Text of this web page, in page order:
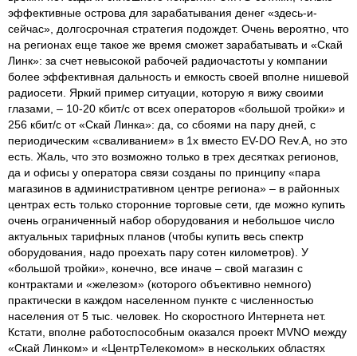
эффективные острова для зарабатывания денег «здесь-и-
сейчас», долгосрочная стратегия подождет. Очень вероятно, что
на регионах еще такое же время сможет зарабатывать и «Скай
Линк»: за счет невысокой рабочей радиочастоты у компании
более эффективная дальность и емкость своей вполне нишевой
радиосети. Яркий пример ситуации, которую я вижу своими
глазами, – 10-20 кбит/с от всех операторов «большой тройки» и
256 кбит/с от «Скай Линка»: да, со сбоями на пару дней, с
периодическим «сваливанием» в 1х вместо EV-DO Rev.A, но это
есть. Жаль, что это возможно только в трех десятках регионов,
да и офисы у оператора связи созданы по принципу «пара
магазинов в административном центре региона» – в районных
центрах есть только сторонние торговые сети, где можно купить
очень ограниченный набор оборудования и небольшое число
актуальных тарифных планов (чтобы купить весь спектр
оборудования, надо проехать пару сотен километров). У
«большой тройки», конечно, все иначе – свой магазин с
контрактами и «железом» (которого объективно немного)
практически в каждом населенном пункте с численностью
населения от 5 тыс. человек. Но скоростного Интернета нет.
Кстати, вполне работоспособным оказался проект MVNO между
«Скай Линком» и «ЦентрТелекомом» в нескольких областях